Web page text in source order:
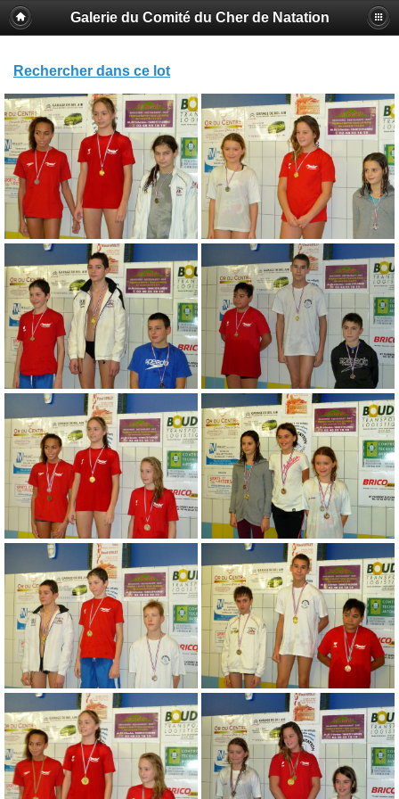
Galerie du Comité du Cher de Natation
Rechercher dans ce lot